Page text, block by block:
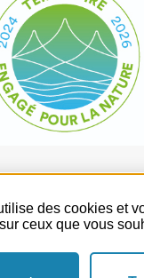
des cookies et
ceux que vous